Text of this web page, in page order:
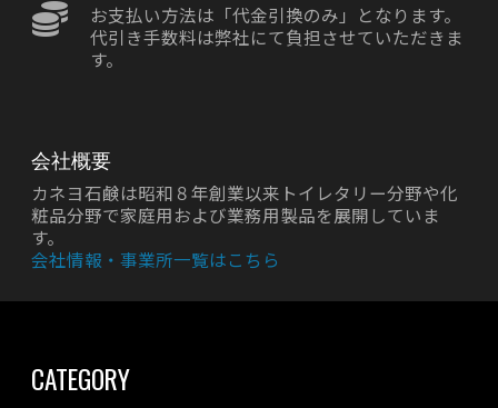
お支払い方法は「代金引換のみ」となります。
代引き手数料は弊社にて負担させていただきま
す。
会社概要
カネヨ石鹸は昭和８年創業以来トイレタリー分野や化
粧品分野で家庭用および業務用製品を展開していま
す。
会社情報・事業所一覧はこちら
CATEGORY